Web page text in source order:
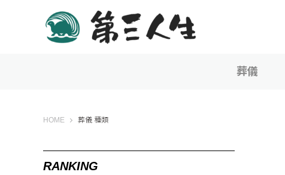
葬儀
HOME 第三人生 〜寄り道の歩き方〜
葬儀 種類
RANKING